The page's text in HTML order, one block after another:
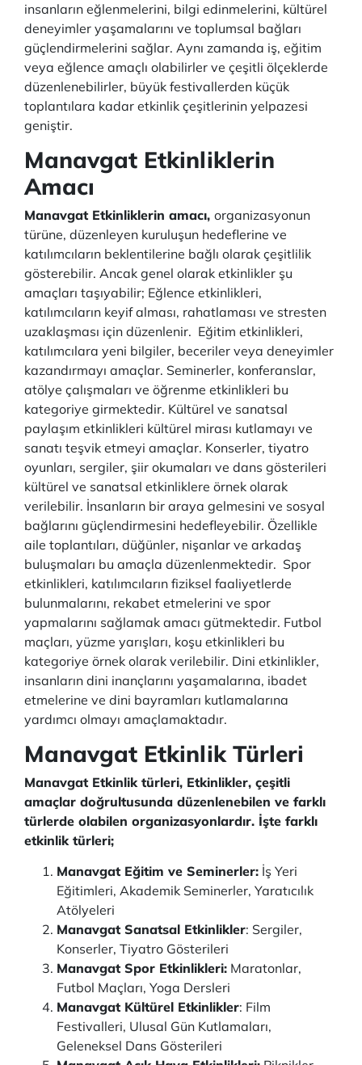
insanların eğlenmelerini, bilgi edinmelerini, kültürel
deneyimler yaşamalarını ve toplumsal bağları
güçlendirmelerini sağlar. Aynı zamanda iş, eğitim
veya eğlence amaçlı olabilirler ve çeşitli ölçeklerde
düzenlenebilirler, büyük festivallerden küçük
toplantılara kadar etkinlik çeşitlerinin yelpazesi
geniştir.
Manavgat Etkinliklerin
Amacı
Manavgat Etkinliklerin amacı, organizasyonun
türüne, düzenleyen kuruluşun hedeflerine ve
katılımcıların beklentilerine bağlı olarak çeşitlilik
gösterebilir. Ancak genel olarak etkinlikler şu
amaçları taşıyabilir; Eğlence etkinlikleri,
katılımcıların keyif alması, rahatlaması ve stresten
uzaklaşması için düzenlenir. Eğitim etkinlikleri,
katılımcılara yeni bilgiler, beceriler veya deneyimler
kazandırmayı amaçlar. Seminerler, konferanslar,
atölye çalışmaları ve öğrenme etkinlikleri bu
kategoriye girmektedir. Kültürel ve sanatsal
paylaşım etkinlikleri kültürel mirası kutlamayı ve
sanatı teşvik etmeyi amaçlar. Konserler, tiyatro
oyunları, sergiler, şiir okumaları ve dans gösterileri
kültürel ve sanatsal etkinliklere örnek olarak
verilebilir. İnsanların bir araya gelmesini ve sosyal
bağlarını güçlendirmesini hedefleyebilir. Özellikle
aile toplantıları, düğünler, nişanlar ve arkadaş
buluşmaları bu amaçla düzenlenmektedir. Spor
etkinlikleri, katılımcıların fiziksel faaliyetlerde
bulunmalarını, rekabet etmelerini ve spor
yapmalarını sağlamak amacı gütmektedir. Futbol
maçları, yüzme yarışları, koşu etkinlikleri bu
kategoriye örnek olarak verilebilir. Dini etkinlikler,
insanların dini inançlarını yaşamalarına, ibadet
etmelerine ve dini bayramları kutlamalarına
yardımcı olmayı amaçlamaktadır.
Manavgat Etkinlik Türleri
Manavgat Etkinlik türleri, Etkinlikler, çeşitli
amaçlar doğrultusunda düzenlenebilen ve farklı
türlerde olabilen organizasyonlardır. İşte farklı
etkinlik türleri;
Manavgat Eğitim ve Seminerler: İş Yeri
Eğitimleri, Akademik Seminerler, Yaratıcılık
Atölyeleri
Manavgat Sanatsal Etkinlikler: Sergiler,
Konserler, Tiyatro Gösterileri
Manavgat Spor Etkinlikleri: Maratonlar,
Futbol Maçları, Yoga Dersleri
Manavgat Kültürel Etkinlikler: Film
Festivalleri, Ulusal Gün Kutlamaları,
Geleneksel Dans Gösterileri